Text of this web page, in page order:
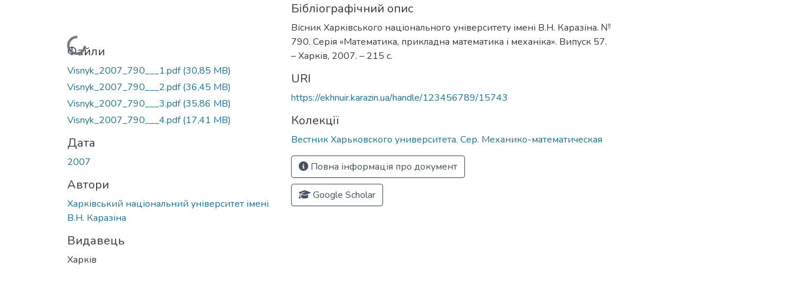
Вантажиться...
Файли
Visnyk_2007_790___1.pdf(30,85 MB)
Visnyk_2007_790___2.pdf(36,45 MB)
Visnyk_2007_790___3.pdf(35,86 MB)
Visnyk_2007_790___4.pdf(17,41 MB)
Дата
2007
Автори
Харківський національний університет імені
В.Н. Каразіна
Видавець
Харків
Бібліографічний опис
Вісник Харківського національного університету імені В.Н. Каразіна. №
790. Серія «Математика, прикладна математика і механіка». Випуск 57.
– Харків, 2007. – 215 с.
URI
https://ekhnuir.karazin.ua/handle/123456789/15743
Колекції
Вестник Харьковского университета. Сер. Механико-математическая
Повна інформація про документ
Google Scholar